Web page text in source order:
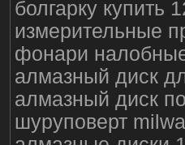
болгарку купить
измерительные
фонари
алмазный диск
алмазный диск
шуруповерт